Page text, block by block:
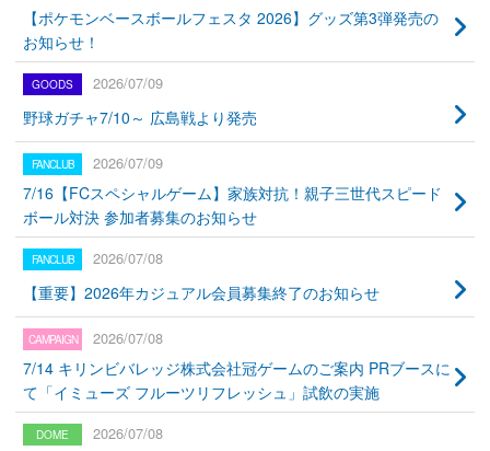
【ポケモンベースボールフェスタ 2026】グッズ第3弾発売の
お知らせ！
2026/07/09
野球ガチャ7/10～ 広島戦より発売
2026/07/09
7/16【FCスペシャルゲーム】家族対抗！親子三世代スピード
ボール対決 参加者募集のお知らせ
2026/07/08
【重要】2026年カジュアル会員募集終了のお知らせ
2026/07/08
7/14 キリンビバレッジ株式会社冠ゲームのご案内 PRブースに
て「イミューズ フルーツリフレッシュ」試飲の実施
2026/07/08